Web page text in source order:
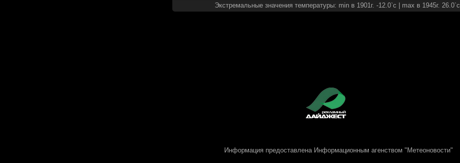
Экстремальные значения температуры: min в 1901г. -12.0`c | max в 1945г. 26.0`c
Информация предоставлена Информационным агенством "Метеоновости"